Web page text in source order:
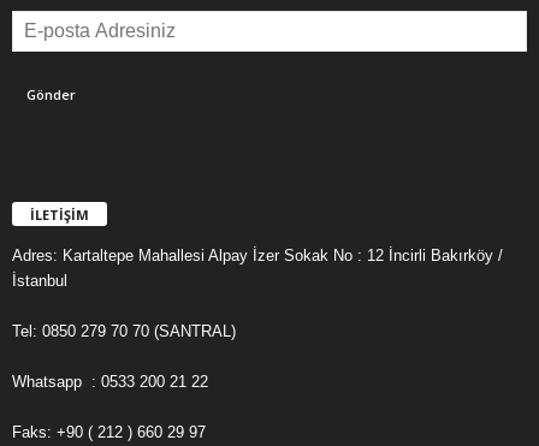
İLETİŞİM
Adres: Kartaltepe Mahallesi Alpay İzer Sokak No : 12 İncirli Bakırköy /
İstanbul
Tel: 0850 279 70 70 (SANTRAL)
Whatsapp : 0533 200 21 22
Faks: +90 ( 212 ) 660 29 97